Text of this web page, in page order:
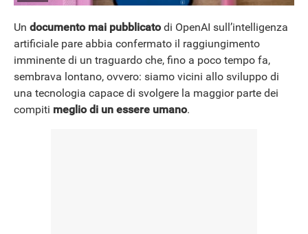
NEWS
Un documento mai pubblicatodi OpenAI sull’intelligenza
artificiale pare abbia confermato il raggiungimento
imminente di un traguardo che, fino a poco tempo fa,
sembrava lontano, ovvero: siamo vicini allo sviluppo di
una tecnologia capace di svolgere la maggior parte dei
compiti meglio di un essere umano.